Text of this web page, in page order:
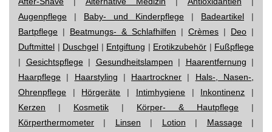
Augenpflege | Baby- und Kinderpflege | Badeartikel |
Bartpflege | Beatmungs- & Schlafhilfen | Crèmes | Deo |
Duftmittel | Duschgel | Entgiftung | Erotikzubehör | Fußpflege
| Gesichtspflege| Gesundheitslampen | Haarentfernung |
Haarpflege | Haarstyling | Haartrockner | Hals-, Nasen-,
Ohrenpflege | Hörgeräte | Intimhygiene| Inkontinenz |
Kerzen | Kosmetik | Körper- & Hautpflege |
Körperthermometer | Linsen | Lotion | Massage|